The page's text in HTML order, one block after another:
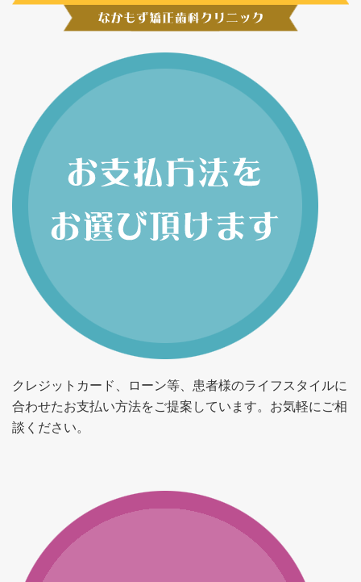
クレジットカード、ローン等、患者様のライフスタイルに
合わせたお支払い方法をご提案しています。お気軽にご相
談ください。